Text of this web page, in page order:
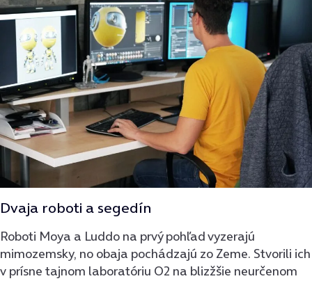
Dvaja roboti a segedín
Roboti Moya a Luddo na prvý pohľad vyzerajú
mimozemsky, no obaja pochádzajú zo Zeme. Stvorili ich
v prísne tajnom laboratóriu O2 na blizžšie neurčenom